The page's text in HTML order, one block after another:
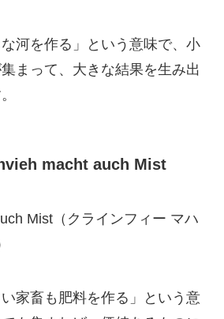
な河を作る」という意味で、小
まって、大きな結果を生み出
macht auch Mist
Mist（クラインフィー マハ
家畜も肥料を作る」という意